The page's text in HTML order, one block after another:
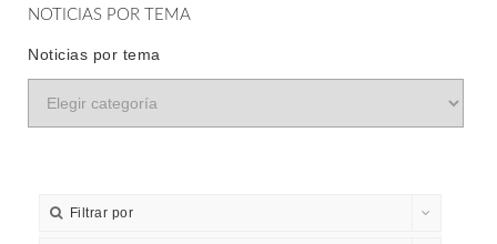
NOTICIAS POR TEMA
Noticias por tema
Filtrar por